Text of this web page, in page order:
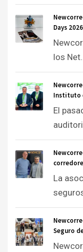
Days
los
Instituto
El
La
Seguro